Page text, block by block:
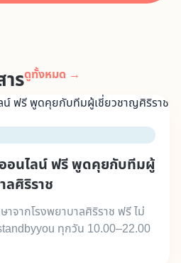
รดูทั้งหมด →
อนไลน์ ฟรี พูดคุยกับทีมผู้
ลศิริราช
จากโรงพยาบาลศิริราช ฟรี ไม่
ทุกวัน 10.00–22.00